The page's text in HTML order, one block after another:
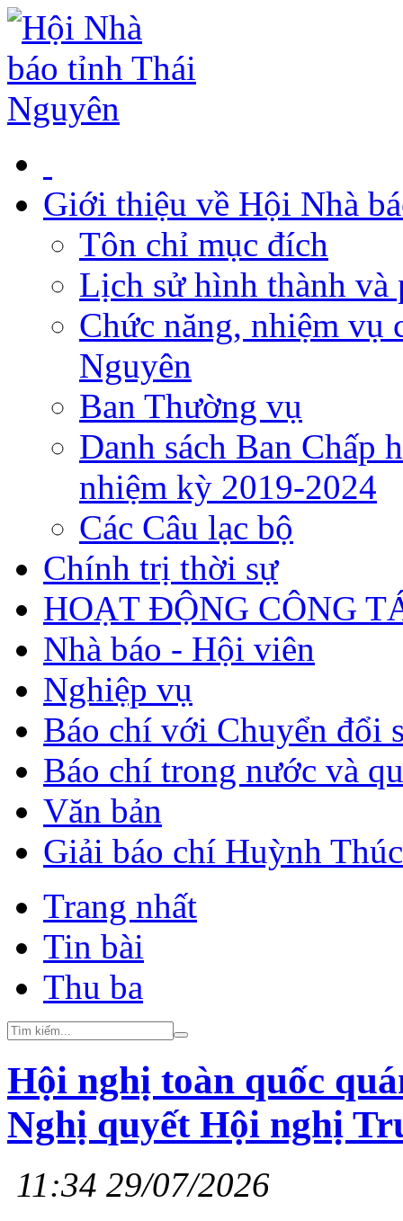
Giới thiệu về Hội Nhà
Tôn chỉ mục đích
Lịch sử hình thành và
Chức năng, nhiệm vụ
Nguyên
Ban Thường vụ
Danh sách Ban Chấp
nhiệm kỳ 2019-2024
Các Câu lạc bộ
Chính trị thời sự
HOẠT ĐỘNG CÔNG
Nhà báo - Hội viên
Nghiệp vụ
Báo chí với Chuyển đổi
Báo chí trong nước và
Văn bản
Giải báo chí Huỳnh
Trang nhất
Tin bài
Thu ba
Hội nghị toàn quốc
Nghị quyết Hội nghị
11:34 29/07/2026